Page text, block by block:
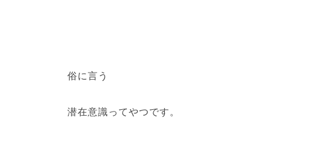
俗に言う
潜在意識ってやつです。